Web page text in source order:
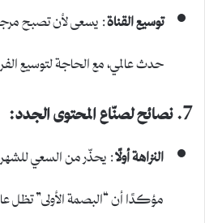
توسيع القناة: يسعى لأن تصبح
حدث عالمي، مع الحاجة لتوسيع
7. نصائح لصنّاع المحتوى الجدد:
النزاهة أولًا: يحذّر من السعي
مؤكدًا أن “البصمة الأولى” تظل